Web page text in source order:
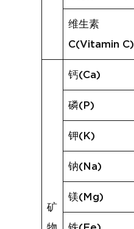
维生素
C(Vitamin C)
矿
钙(Ca)
磷(P)
钾(K)
钠(Na)
镁(Mg)